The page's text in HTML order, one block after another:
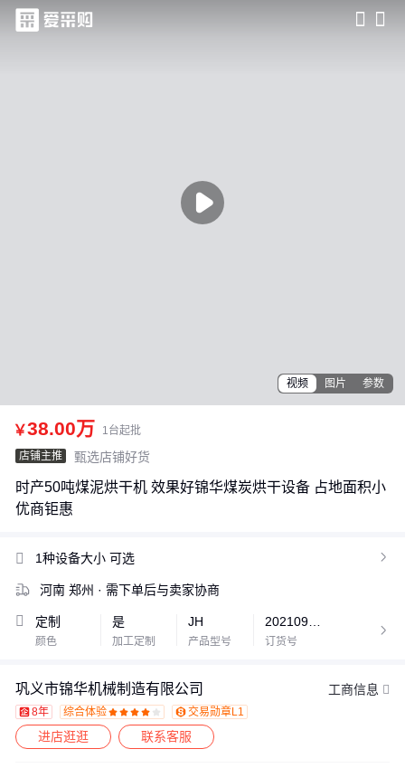

视频 图片 参数
￥38.00万
1台起批
店铺主推
甄选店铺好货
时产50吨煤泥烘干机 效果好锦华煤炭烘干设备 占地面积小
优商钜惠
1种设备大小 可选 
河南 郑州 · 需下单后与卖家协商
定制
颜色
是
加工定制
JH
产品型号
2021090601
订货号

巩义市锦华机械制造有限公司 工商信息
8年 综合体验     
    交易勋章L1
进店逛逛 联系客服